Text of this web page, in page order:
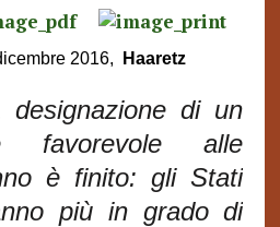
2016, Haaretz
di un
favorevole alle
è finito: gli Stati
più in grado di